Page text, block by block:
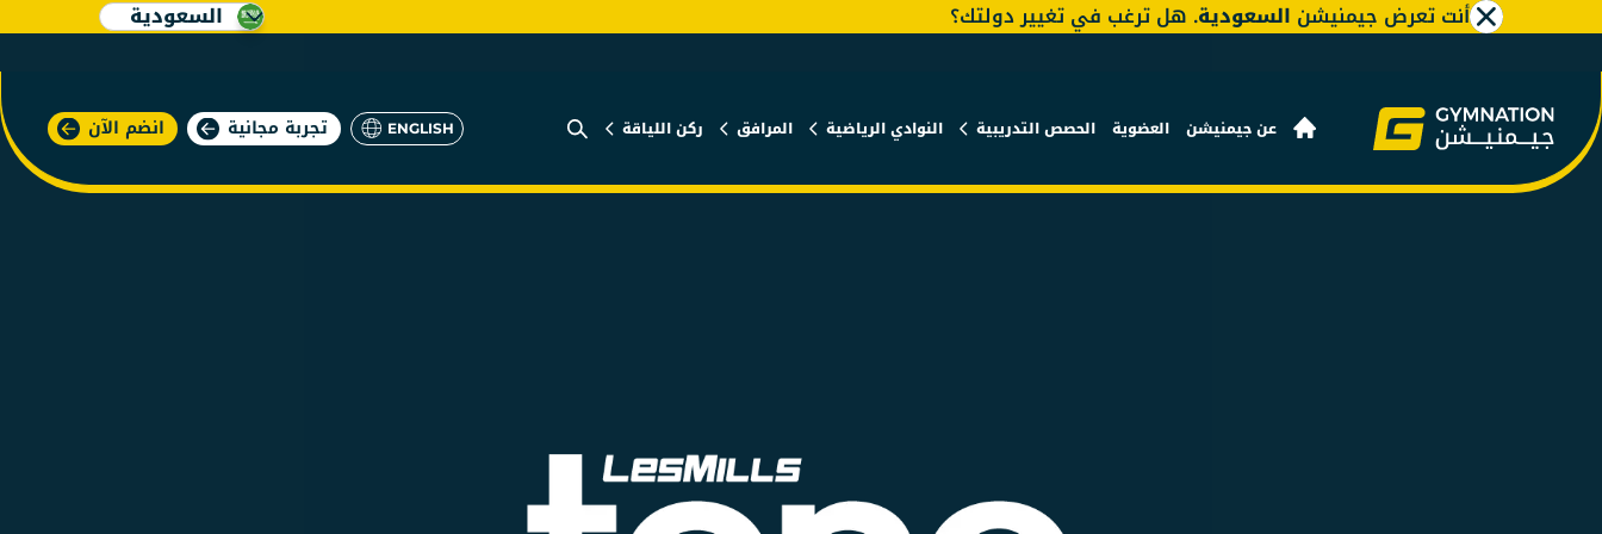
عن جيمنيشن العضوية الحصص التدريبية النوادي الرياضية المرافق ركن اللياقة ENGLISH تجربة مجانية انضم الآن
أنت تعرض جيمنيشن السعودية. هل ترغب في تغيير دولتك؟ السعودية